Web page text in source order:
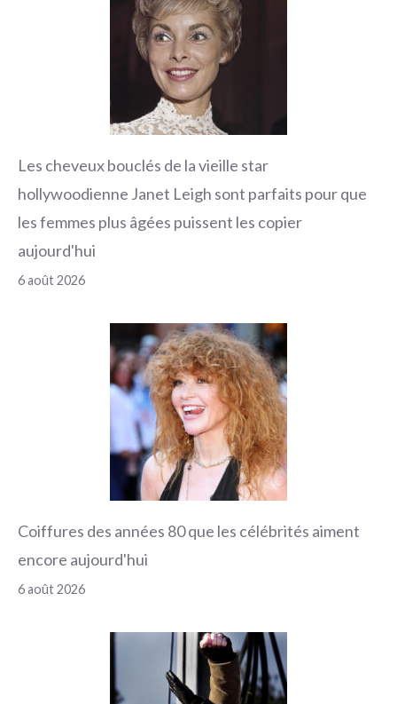
Les cheveux bouclés de la vieille star
hollywoodienne Janet Leigh sont parfaits pour que
les femmes plus âgées puissent les copier
aujourd'hui
6 août 2026
Coiffures des années 80 que les célébrités aiment
encore aujourd'hui
6 août 2026